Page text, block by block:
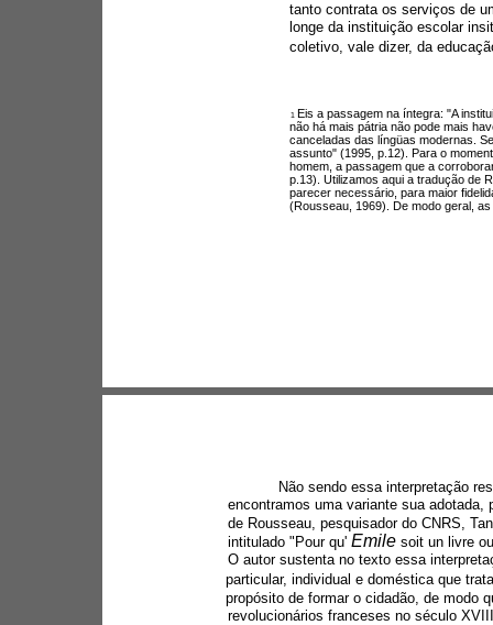
tanto contrata os serviços de
longe da instituição escolar
coletivo, vale dizer, da
1
Eis a passagem na íntegra: "A
não há mais pátria não pode mais
canceladas das língüas modernas.
assunto" (1995, p.12). Para o
homem, a passagem que a
p.13). Utilizamos aqui a tradução de
parecer necessário, para maior
(Rousseau, 1969). De modo geral,
Não sendo essa interpretação
encontramos uma variante sua
de Rousseau, pesquisador do CNRS,
intitulado "Pour qu' Emile soit un livre
O autor sustenta no texto essa
particular, individual e doméstica que
propósito de formar o cidadão, de modo
revolucionários franceses no século